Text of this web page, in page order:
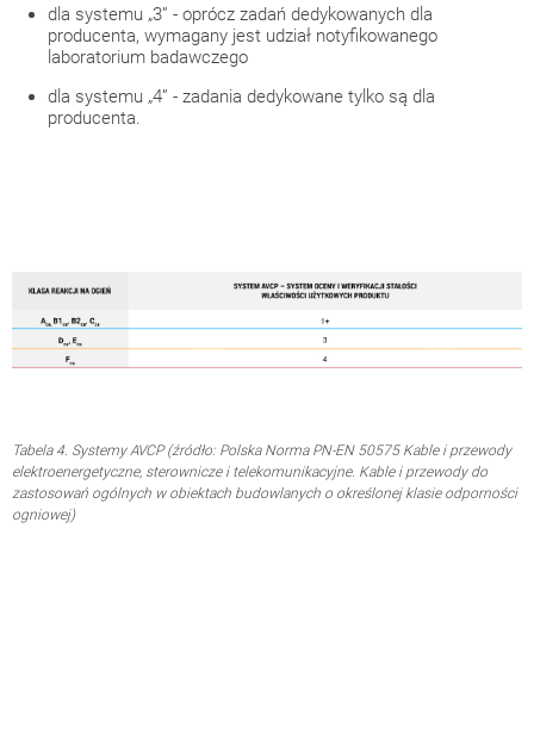
dla systemu „3” - oprócz zadań dedykowanych dla
producenta, wymagany jest udział notyfikowanego
laboratorium badawczego
dla systemu „4” - zadania dedykowane tylko są dla
producenta.
Tabela 4 . Systemy AVCP (źródło: Polska Norma PN-EN 50575 Kable i przewody
elektroenergetyczne, sterownicze i telekomunikacyjne. Kable i przewody do
zastosowań ogólnych w obiektach budowlanych o określonej klasie odporności
ogniowej)